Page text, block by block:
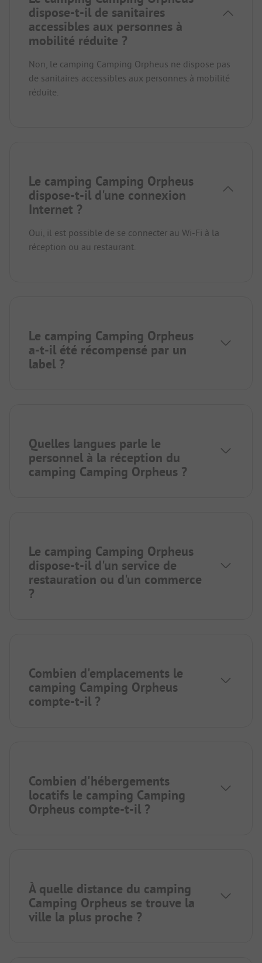
dispose-t-il de sanitaires
accessibles aux personnes à
mobilité réduite ?
Non, le camping Camping Orpheus ne dispose pas
de sanitaires accessibles aux personnes à mobilité
réduite.
Le camping Camping Orpheus
dispose-t-il d'une connexion
Internet ?
Oui, il est possible de se connecter au Wi-Fi à la
réception ou au restaurant.
Le camping Camping Orpheus
a-t-il été récompensé par un
label ?
Quelles langues parle le
personnel à la réception du
camping Camping Orpheus ?
Le camping Camping Orpheus
dispose-t-il d'un service de
restauration ou d'un commerce
?
Combien d'emplacements le
camping Camping Orpheus
compte-t-il ?
Combien d'hébergements
locatifs le camping Camping
Orpheus compte-t-il ?
À quelle distance du camping
Camping Orpheus se trouve la
ville la plus proche ?